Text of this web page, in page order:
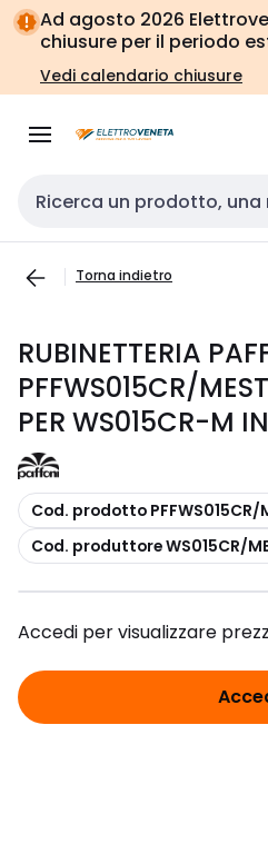
Vai alla
navigazione
Vai
alla
pagina
Ad agosto 2026
chiusure per il periodo
Vedi calendario chiusure
Cerca input
Torna indietro
RUBINETTERIA
PFFWS015CR/
PER WS015CR-M
copia
Cod. prodotto PFFWS015CR/
copia
Cod. produttore WS015CR/
Accedi per visualizzare